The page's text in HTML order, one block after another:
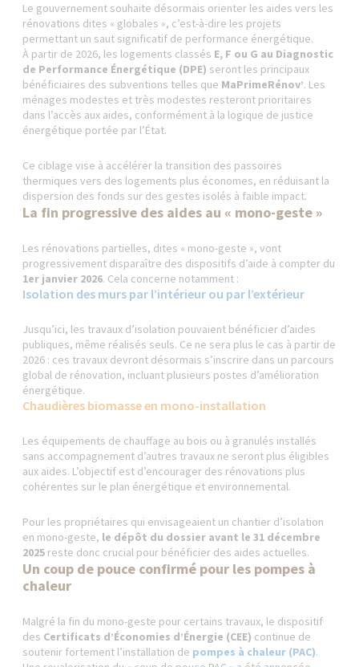
Le gouvernement souhaite désormais orienter les aides vers les
rénovations dites « globales », c’est-à-dire les projets
permettant un saut significatif de performance énergétique.
À partir de 2026, les logements classés E, F ou G au Diagnostic
de Performance Énergétique (DPE) seront les principaux
bénéficiaires des subventions telles que MaPrimeRénov’. Les
ménages modestes et très modestes resteront prioritaires
dans l’accès aux aides, conformément à la logique de justice
énergétique portée par l’État.
Ce ciblage vise à accélérer la transition des passoires
thermiques vers des logements plus économes, en réduisant la
dispersion des fonds sur des gestes isolés à faible impact.
La fin progressive des aides au « mono-geste »
Les rénovations partielles, dites « mono-geste », vont
progressivement disparaître des dispositifs d’aide à compter du
1er janvier 2026. Cela concerne notamment :
Isolation des murs par l’intérieur ou par l’extérieur
Jusqu’ici, les travaux d’isolation pouvaient bénéficier d’aides
publiques, même réalisés seuls. Ce ne sera plus le cas à partir de
2026 : ces travaux devront désormais s’inscrire dans un parcours
global de rénovation, incluant plusieurs postes d’amélioration
énergétique.
Chaudières biomasse en mono-installation
Les équipements de chauffage au bois ou à granulés installés
sans accompagnement d’autres travaux ne seront plus éligibles
aux aides. L’objectif est d’encourager des rénovations plus
cohérentes sur le plan énergétique et environnemental.
Pour les propriétaires qui envisageaient un chantier d’isolation
en mono-geste, le dépôt du dossier avant le 31 décembre
2025 reste donc crucial pour bénéficier des aides actuelles.
Un coup de pouce confirmé pour les pompes à
chaleur
Malgré la fin du mono-geste pour certains travaux, le dispositif
des Certificats d’Économies d’Énergie (CEE) continue de
soutenir fortement l’installation de pompes à chaleur (PAC).